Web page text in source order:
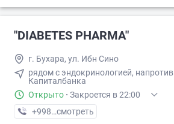
"DIABETES PHARMA"
г. Бухара, ул. Ибн Сино
рядом с эндокринологией, напротив
Капиталбанка
Открыто · Закроется в 22:00
+998 (99) XXX-XX-XX
смотреть